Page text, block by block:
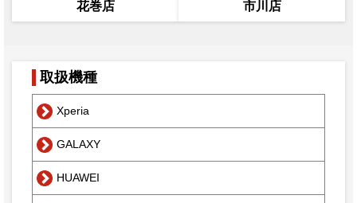
花巻店 市川店
取扱機種
Xperia
GALAXY
HUAWEI